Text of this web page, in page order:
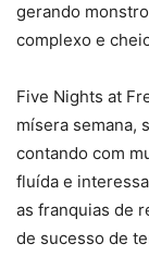
gerando
complexo e
Five Nights at
mísera semana,
contando com
fluída e
as franquias de
de sucesso de